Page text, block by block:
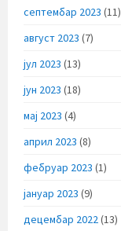
септембар 2023 (11)
август 2023 (7)
јул 2023 (13)
јун 2023 (18)
мај 2023 (4)
април 2023 (8)
фебруар 2023 (1)
јануар 2023 (9)
децембар 2022(13)